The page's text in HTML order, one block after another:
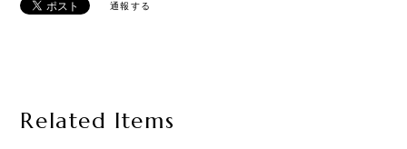
通報する
Related Items